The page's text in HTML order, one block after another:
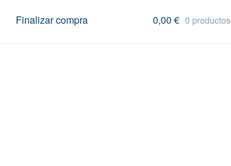
Finalizar compra 0,00 € 0 productos